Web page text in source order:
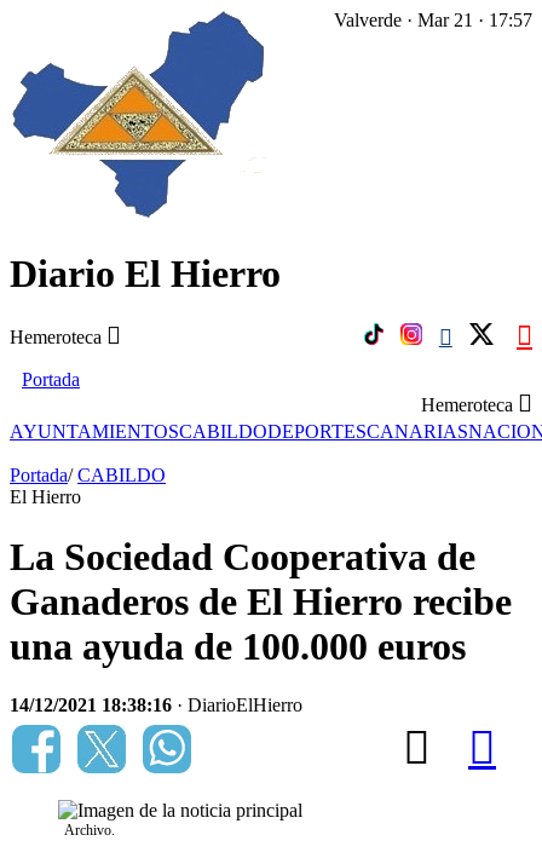
Diario El Hierro
Hemeroteca
Valverde · Mar 21 · 17:57
Portada
Hemeroteca
AYUNTAMIENTOSCABILDODEPORTESCANARIAS
Portada/ CABILDO
El Hierro
La Sociedad Cooperativa de
Ganaderos de El Hierro recibe
una ayuda de 100.000 euros
14/12/2021 18:38:16 · DiarioElHierro
Archivo.